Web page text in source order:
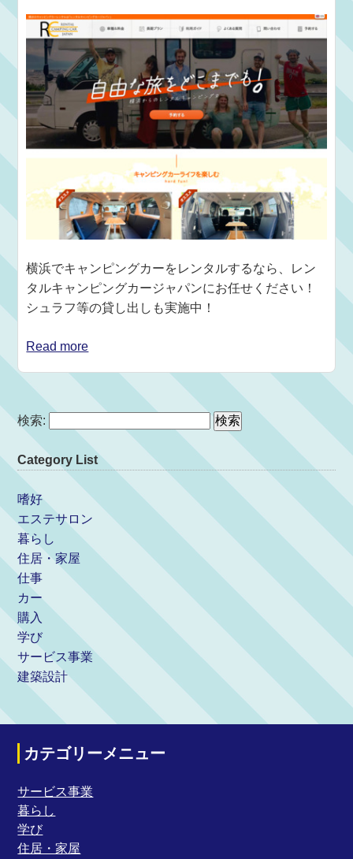
横浜でキャンピングカーをレンタルするなら、レン
タルキャンピングカージャパンにお任せください！
シュラフ等の貸し出しも実施中！
Read more
検索:
Category List
嗜好
エステサロン
暮らし
住居・家屋
仕事
カー
購入
学び
サービス事業
建築設計
カテゴリーメニュー
サービス事業
暮らし
学び
住居・家屋